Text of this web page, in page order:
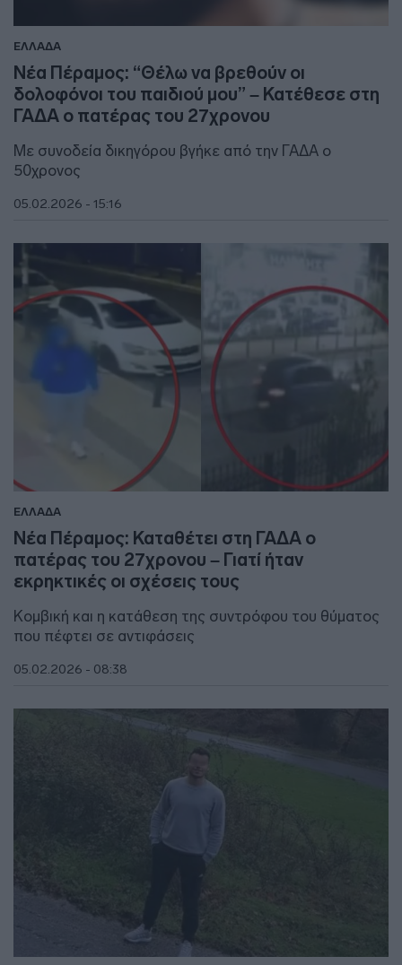
ΕΛΛΑΔΑ
Νέα Πέραμος: “Θέλω να βρεθούν οι
δολοφόνοι του παιδιού μου” – Κατέθεσε στη
ΓΑΔΑ ο πατέρας του 27χρονου
Με συνοδεία δικηγόρου βγήκε από την ΓΑΔΑ ο
50χρονος
05.02.2026 - 15:16
ΕΛΛΑΔΑ
Νέα Πέραμος: Καταθέτει στη ΓΑΔΑ ο
πατέρας του 27χρονου – Γιατί ήταν
εκρηκτικές οι σχέσεις τους
Κομβική και η κατάθεση της συντρόφου του θύματος
που πέφτει σε αντιφάσεις
05.02.2026 - 08:38